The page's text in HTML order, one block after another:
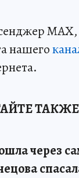
MAX,
нашего
ТАКЖЕ
через